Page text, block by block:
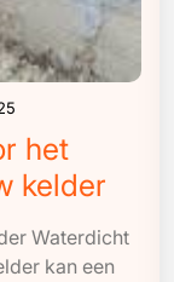
het
kelder
Waterdicht
kan een